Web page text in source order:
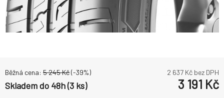
Běžná cena: 5 245Kč(-39%) 2 637 Kč bez DPH
Skladem do 48h (3 ks) 3 191 Kč